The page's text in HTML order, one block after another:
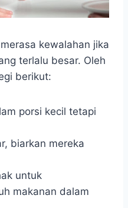
kewalahan jika
terlalu besar. Oleh
berikut:
porsi kecil tetapi
biarkan mereka
untuk
makanan dalam